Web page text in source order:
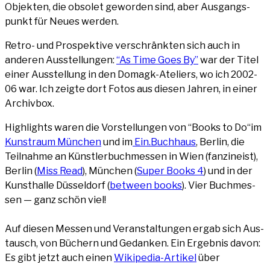
Objek­ten, die obso­let gewor­den sind, aber Aus­gangs­
punkt für Neu­es werden.
Retro- und Pro­spek­ti­ve ver­schränk­ten sich auch in
ande­ren Aus­stel­lun­gen: “As Time Goes By” war der Titel
einer Aus­stel­lung in den Domagk-Ate­liers, wo ich 2002-
06 war. Ich zeig­te dort Fotos aus die­sen Jah­ren, in einer
Archivbox.
High­lights waren die Vor­stel­lun­gen von “Books to Do“im
Kunst­raum Mün­chenund im Ein.Buchhaus, Ber­lin, die
Teil­nah­me an Künst­ler­buch­mes­sen in Wien (fan­zin­eist),
Ber­lin (Miss Read), Mün­chen (Super Books 4) und in der
Kunst­hal­le Düs­sel­dorf (bet­ween books). Vier Buch­mes­
sen — ganz schön viel!
Auf die­sen Mes­sen und Ver­an­stal­tun­gen ergab sich Aus­
tausch, von Büchern und Gedan­ken. Ein Ergeb­nis davon:
Es gibt jetzt auch einenWiki­pe­dia-Arti­kelüber